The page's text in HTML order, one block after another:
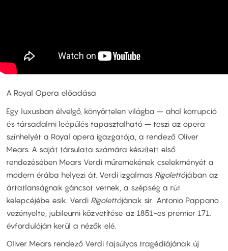
A Royal Opera előadása
Egy luxusban élvelgő, könyörtelen világba – ahol korrupció
és társadalmi leépülés tapasztalható – teszi az opera
színhelyét a Royal opera igazgatója, a rendező Oliver
Mears. A saját társulata számára készített első
rendezésében Mears Verdi műremekének cselekményét a
modern érába helyezi át. Verdi izgalmas Rigolettójában az
ártatlanságnak gáncsot vetnek, a szépség a rút
kelepcéjébe esik. Verdi Rigolettójának sir Antonio Pappano
vezényelte, jubileumi közvetítése az 1851-es premier 171.
évfordulóján kerül a nézők elé.
Oliver Mears rendező Verdi fajsúlyos tragédiájának új